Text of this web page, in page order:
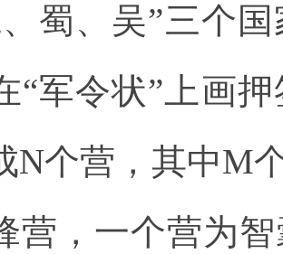
蜀、吴”三个
“军令状”上画
N个营，其中M
营，一个营为